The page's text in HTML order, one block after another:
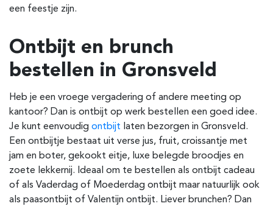
een feestje zijn.
Ontbijt en brunch
bestellen in Gronsveld
Heb je een vroege vergadering of andere meeting op
kantoor? Dan is ontbijt op werk bestellen een goed idee.
Je kunt eenvoudig ontbijt laten bezorgen in Gronsveld.
Een ontbijtje bestaat uit verse jus, fruit, croissantje met
jam en boter, gekookt eitje, luxe belegde broodjes en
zoete lekkernij. Ideaal om te bestellen als ontbijt cadeau
of als Vaderdag of Moederdag ontbijt maar natuurlijk ook
als paasontbijt of Valentijn ontbijt. Liever brunchen? Dan